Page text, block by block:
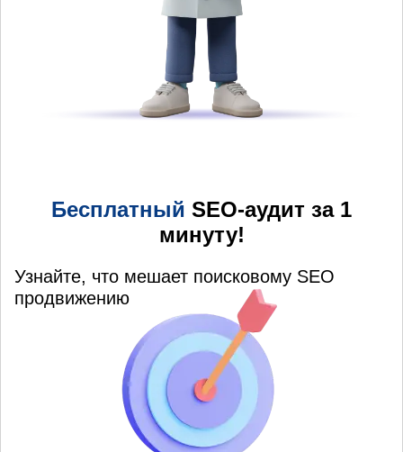
Бесплатный SEO-аудит за 1
минуту!
Узнайте, что мешает поисковому SEO
продвижению